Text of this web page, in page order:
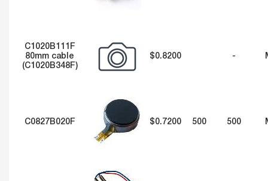
C1020B111F
80mm cable
(C1020B348F)
$0.8200 -
C0827B020F $0.7200 500 500